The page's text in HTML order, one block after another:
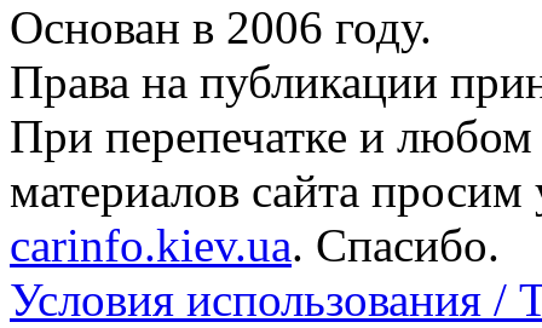
Основан в 2006 году.
Права на публикации
При перепечатке и
материалов сайта просим
carinfo.kiev.ua. Спасибо.
Условия использования /